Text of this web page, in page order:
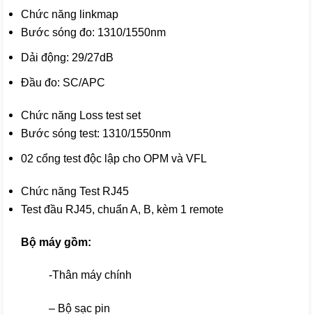
Chức năng linkmap
Bước sóng đo: 1310/1550nm
Dải động: 29/27dB
Đầu đo: SC/APC
Chức năng Loss test set
Bước sóng test: 1310/1550nm
02 cổng test độc lập cho OPM và VFL
Chức năng Test RJ45
Test đầu RJ45, chuẩn A, B, kèm 1 remote
Bộ máy gồm:
-Thân máy chính
– Bộ sạc pin